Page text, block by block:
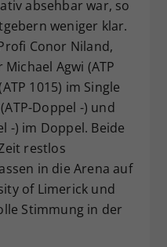
absehbar war, so
weniger klar.
Conor Niland,
Agwi (ATP
1015) im Single
Doppel -) und
-) im Doppel. Beide
restlos
in die Arena auf
of Limerick und
Stimmung in der